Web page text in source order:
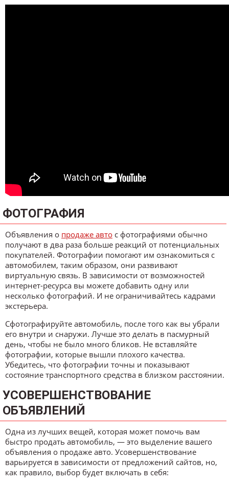
ФОТОГРАФИЯ
Объявления о продаже авто с фотографиями обычно
получают в два раза больше реакций от потенциальных
покупателей. Фотографии помогают им ознакомиться с
автомобилем, таким образом, они развивают
виртуальную связь. В зависимости от возможностей
интернет-ресурса вы можете добавить одну или
несколько фотографий. И не ограничивайтесь кадрами
экстерьера.
Сфотографируйте автомобиль, после того как вы убрали
его внутри и снаружи. Лучше это делать в пасмурный
день, чтобы не было много бликов. Не вставляйте
фотографии, которые вышли плохого качества.
Убедитесь, что фотографии точны и показывают
состояние транспортного средства в близком расстоянии.
УСОВЕРШЕНСТВОВАНИЕ
ОБЪЯВЛЕНИЙ
Одна из лучших вещей, которая может помочь вам
быстро продать автомобиль, — это выделение вашего
объявления о продаже авто. Усовершенствование
варьируется в зависимости от предложений сайтов, но,
как правило, выбор будет включать в себя: